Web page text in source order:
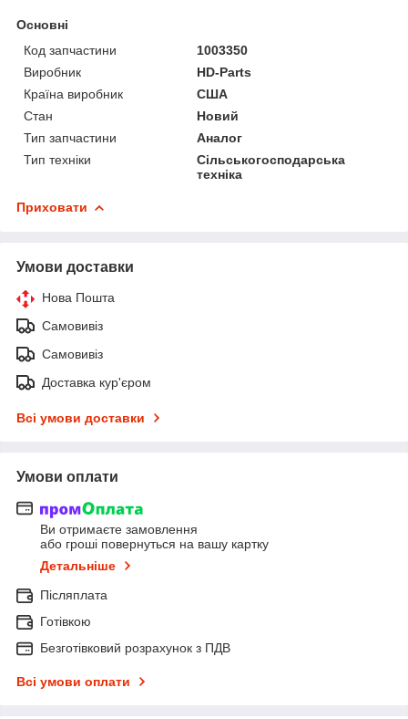
Основні
Код запчастини
1003350
Виробник
HD-Parts
Країна виробник
США
Стан
Новий
Тип запчастини
Аналог
Тип техніки
Сільськогосподарська
техніка
Приховати
Умови доставки
Нова Пошта
Самовивіз
Самовивіз
Доставка кур'єром
Всі умови доставки
Умови оплати
Ви отримаєте замовлення
або гроші повернуться на вашу картку
Детальніше
Післяплата
Готівкою
Безготівковий розрахунок з ПДВ
Всі умови оплати